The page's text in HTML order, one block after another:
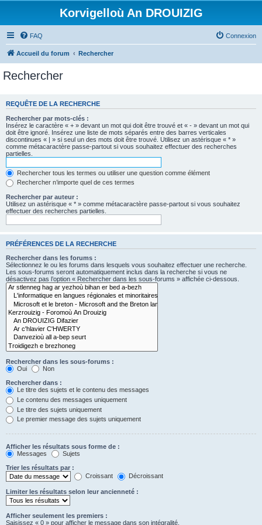
Korvigelloù An DROUIZIG
FAQ Connexion
Accueil du forum Rechercher
Rechercher
REQUÊTE DE LA RECHERCHE
Rechercher par mots-clés :
Insérez le caractère « + » devant un mot qui doit être trouvé et « - » devant un mot qui
doit être ignoré. Insérez une liste de mots séparés entre des barres verticales
discontinues « | » si seul un des mots doit être trouvé. Utilisez un astérisque « * »
comme métacaractère passe-partout si vous souhaitez effectuer des recherches
partielles.
Rechercher tous les termes ou utiliser une question comme élément
Rechercher n’importe quel de ces termes
Rechercher par auteur :
Utilisez un astérisque « * » comme métacaractère passe-partout si vous souhaitez
effectuer des recherches partielles.
PRÉFÉRENCES DE LA RECHERCHE
Rechercher dans les forums :
Sélectionnez le ou les forums dans lesquels vous souhaitez effectuer une recherche.
Les sous-forums seront automatiquement inclus dans la recherche si vous ne
désactivez pas l’option « Rechercher dans les sous-forums » affichée ci-dessous.
Rechercher dans les sous-forums :
Oui
Non
Rechercher dans :
Le titre des sujets et le contenu des messages
Le contenu des messages uniquement
Le titre des sujets uniquement
Le premier message des sujets uniquement
Afficher les résultats sous forme de :
Messages
Sujets
Trier les résultats par :
Croissant
Décroissant
Limiter les résultats selon leur ancienneté :
Afficher seulement les premiers :
Saisissez « 0 » pour afficher le message dans son intégralité.